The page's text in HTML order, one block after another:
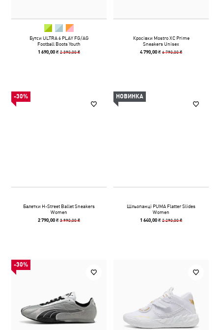
Бутси ULTRA 6 PLAY FG/AG
Football Boots Youth
1 690,00 ₴2 390,00 ₴
Кросівки Mostro XC Prime
Sneakers Unisex
4 790,00 ₴6 790,00 ₴
-30%
Балетки H-Street Ballet Sneakers
Women
2 790,00 ₴3 990,00 ₴
НОВИНКА
Шльопанці PUMA Flatter Slides
Women
1 640,00 ₴2 290,00 ₴
-30%